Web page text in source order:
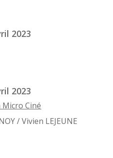
2023
2023
Micro Ciné
/ Vivien LEJEUNE